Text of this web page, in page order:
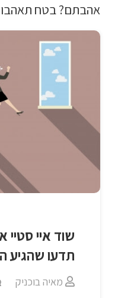
אהבתם? בטח
שוד איי סטיי
תדעו שהגיע
מאיה בוכניק